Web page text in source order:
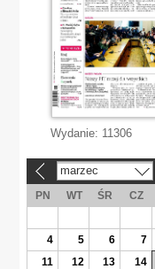
Wydanie: 11306
marzec
PN WT ŚR CZ
4
5 6 7
11
12 13 14